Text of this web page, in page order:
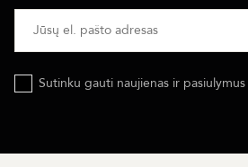
Sutinku gauti naujienas ir